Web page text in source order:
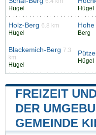
Hügel
Hügel
Holz-Berg 6.8 km
Hügel
Berg
Blackemich-Berg 7.3
km
Hügel
Hügel
FREIZEIT
DER
GEMEINDE